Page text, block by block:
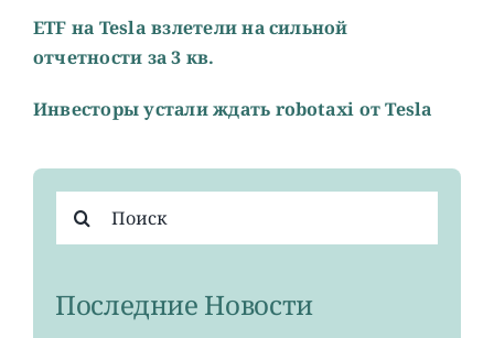
ETF на Tesla взлетели на сильной
отчетности за 3 кв.
Инвесторы устали ждать robotaxi от Tesla
поиска:
Последние Новости